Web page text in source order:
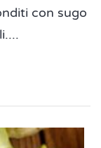
con sugo